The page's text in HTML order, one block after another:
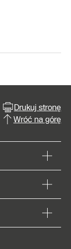
Drukuj stronę
Wróć na górę